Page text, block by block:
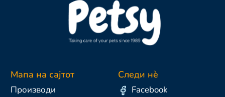
Мапа на сајтот
Производи
Следи нè
Facebook